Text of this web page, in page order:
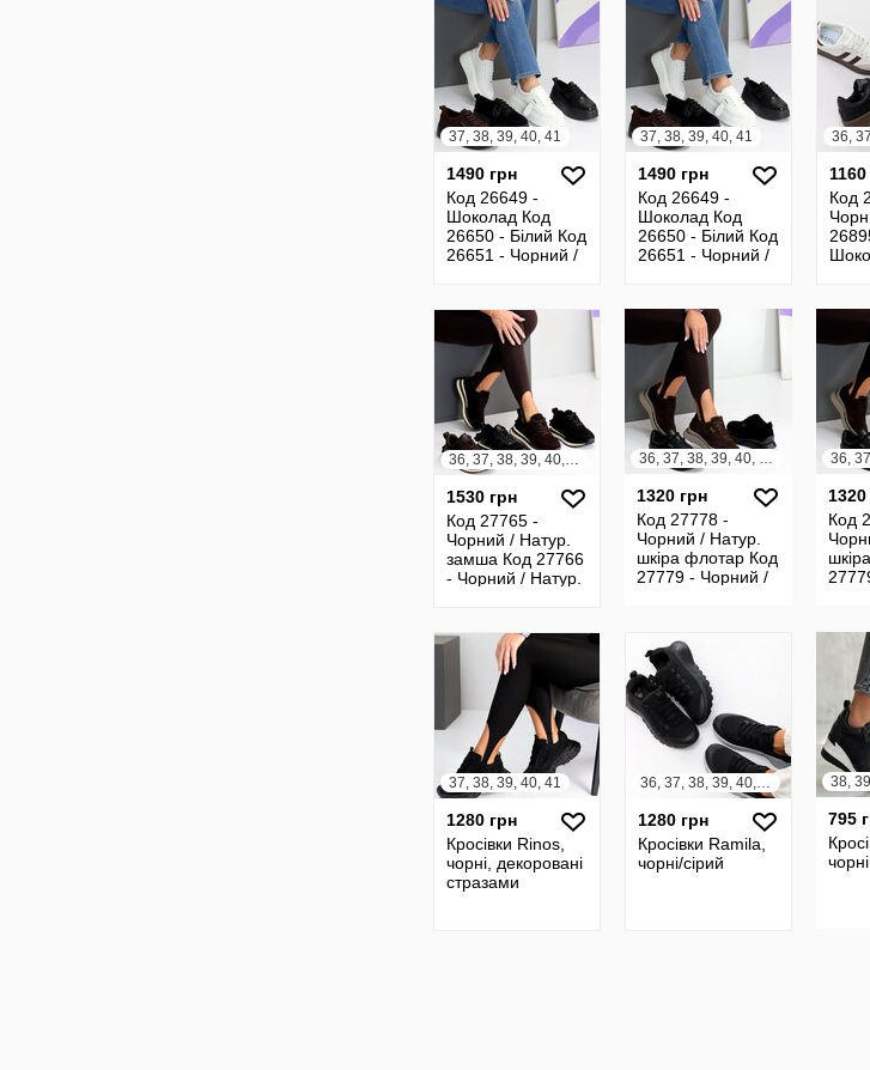
37, 38, 39, 40, 41
1490 грн
Код 26649 -
Шоколад Код
26650 - Білий Код
26651 - Чорний /
Натур.
37, 38, 39, 40, 41
1490 грн
Код 26649 -
Шоколад Код
26650 - Білий Код
26651 - Чорний /
Натур.
Код
36, 37, 38, 39, 40, 41
1530 грн
Код 27765 -
Чорний / Натур.
замша Код 27766
- Чорний / Натур.
Шокол
36, 37, 38, 39, 40, 41
1320 грн
Код 27778 -
Чорний / Натур.
шкіра флотар Код
27779 - Чорний /
1320
Код
Розм
37, 38, 39, 40, 41
1280 грн
Кросівки Rinos,
чорні, декоровані
стразами
36, 37, 38, 39, 40, 41
1280 грн
Кросівки Ramila,
чорні/сірий
38,
795